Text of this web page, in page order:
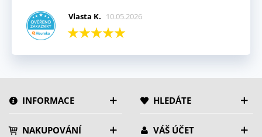
Vlasta K. 10.05.2026
INFORMACE HLEDÁTE
NAKUPOVÁNÍ VÁŠ ÚČET